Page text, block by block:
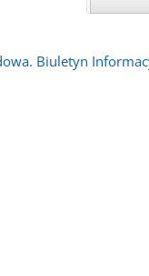
Biuletyn